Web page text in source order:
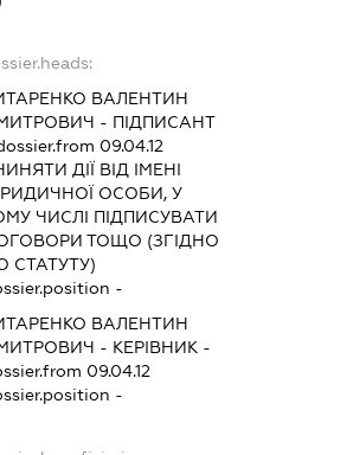
ВАЛЕНТИН
- ПІДПИСАНТ
09.04.12
ДІЇ ВІД ІМЕНІ
ОСОБИ, У
ЧИСЛІ ПІДПИСУВАТИ
ТОЩО (ЗГІДНО
СТАТУТУ)
-
ВАЛЕНТИН
- КЕРІВНИК-
09.04.12
-